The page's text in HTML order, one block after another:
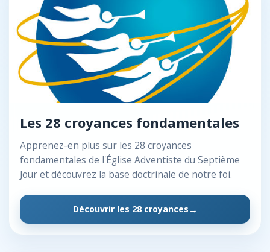
Les 28 croyances fondamentales
Apprenez-en plus sur les 28 croyances
fondamentales de l'Église Adventiste du Septième
Jour et découvrez la base doctrinale de notre foi.
Découvrir les 28 croyances